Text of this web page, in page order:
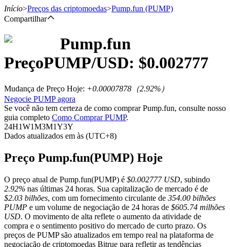
Futuros de USDT
Início>Preços das criptomoedas>Pump.fun (PUMP)
Compartilhar
Pump.fun
PreçoPUMP/USD: $0.002777
Mudança de Preço Hoje: +0.00007878 （2.92%）
Negocie PUMP agora
Se você não tem certeza de como comprar Pump.fun, consulte nosso
guia completo Como Comprar PUMP.
24H1W1M3M1Y3Y
Dados atualizados em às (UTC+8)
Preço Pump.fun(PUMP) Hoje
O preço atual de Pump.fun(PUMP) é $0.002777 USD, subindo
2.92% nas últimas 24 horas. Sua capitalização de mercado é de
$2.03 bilhões, com um fornecimento circulante de 354.00 bilhões
PUMP e um volume de negociação de 24 horas de $605.74 milhões
USD. O movimento de alta reflete o aumento da atividade de
compra e o sentimento positivo do mercado de curto prazo. Os
preços de PUMP são atualizados em tempo real na plataforma de
negociação de criptomoedas Bitrue para refletir as tendências